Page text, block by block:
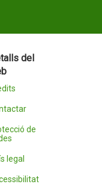
del
de
legal